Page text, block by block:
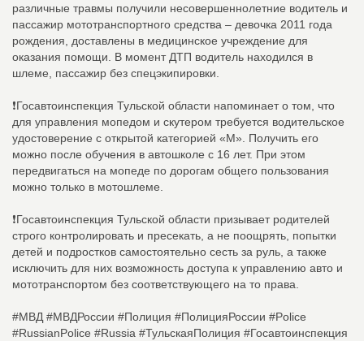
различные травмы получили несовершеннолетние водитель и
пассажир мототранспортного средства – девочка 2011 года
рождения, доставлены в медицинское учреждение для
оказания помощи. В момент ДТП водитель находился в
шлеме, пассажир без спецэкипировки.
❗Госавтоинспекция Тульской области напоминает о том, что
для управления мопедом и скутером требуется водительское
удостоверение с открытой категорией «M». Получить его
можно после обучения в автошколе с 16 лет. При этом
передвигаться на мопеде по дорогам общего пользования
можно только в мотошлеме.
❗Госавтоинспекция Тульской области призывает родителей
строго контролировать и пресекать, а не поощрять, попытки
детей и подростков самостоятельно сесть за руль, а также
исключить для них возможность доступа к управлению авто и
мототранспортом без соответствующего на то права.
#МВД #МВДРоссии #Полиция #ПолицияРоссии #Police
#RussianPolice #Russia #ТульскаяПолиция #Госавтоинспекция